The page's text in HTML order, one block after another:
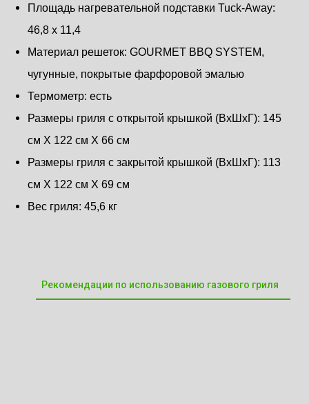
Площадь нагревательной подставки Tuck-Away:
46,8 x 11,4
Материал решеток: GOURMET BBQ SYSTEM,
чугунные, покрытые фарфоровой эмалью
Термометр: есть
Размеры гриля c открытой крышкой (ВхШхГ): 145
см X 122 см X 66 см
Размеры гриля с закрытой крышкой (ВхШхГ): 113
см X 122 см X 69 см
Вес гриля: 45,6 кг
Рекомендации по использованию газового гриля